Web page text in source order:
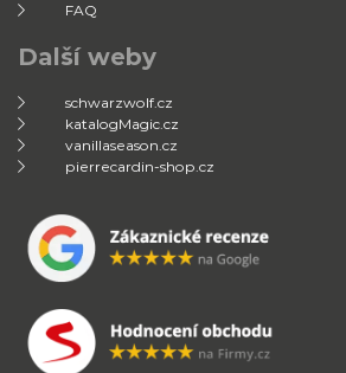
FAQ
Další weby
schwarzwolf.cz
katalogMagic.cz
vanillaseason.cz
pierrecardin-shop.cz